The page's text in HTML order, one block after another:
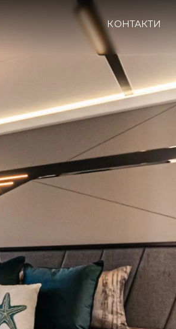
КОНТАКТИ
Употребявани Яхти
Чартър
Събития
Иновация
Компанията
Наследство
Оценете Вашата Яхта